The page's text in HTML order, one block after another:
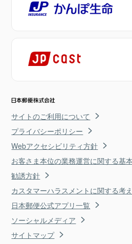
サイトのご利用について
プライバシーポリシー
Webアクセシビリティ方針
お客さま本位の業務運営に関する基
勧誘方針
カスタマーハラスメントに関する考
日本郵便公式アプリ一覧
ソーシャルメディア
サイトマップ